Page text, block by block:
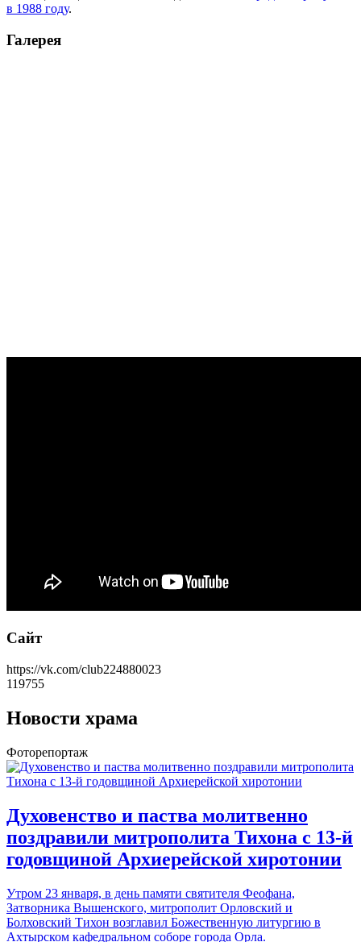
в 1988 году.
Галерея
Сайт
https://vk.com/club224880023
119755
Новости храма
Фоторепортаж
Духовенство и паства молитвенно
поздравили митрополита Тихона с 13-й
годовщиной Архиерейской хиротонии
Утром 23 января, в день памяти святителя Феофана,
Затворника Вышенского, митрополит Орловский и
Болховский Тихон возглавил Божественную литургию в
Ахтырском кафедральном соборе города Орла.